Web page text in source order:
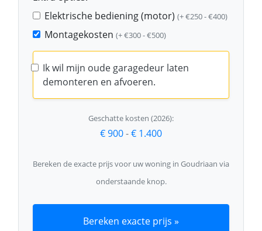
Elektrische bediening (motor) (+ €250 - €400)
Montagekosten (+ €300 - €500)
Ik wil mijn oude garagedeur laten
demonteren en afvoeren.
Geschatte kosten (2026):
€ 900-€ 1.400
Bereken de exacte prijs voor uw woning in Goudriaan via
onderstaande knop.
Bereken exacte prijs »